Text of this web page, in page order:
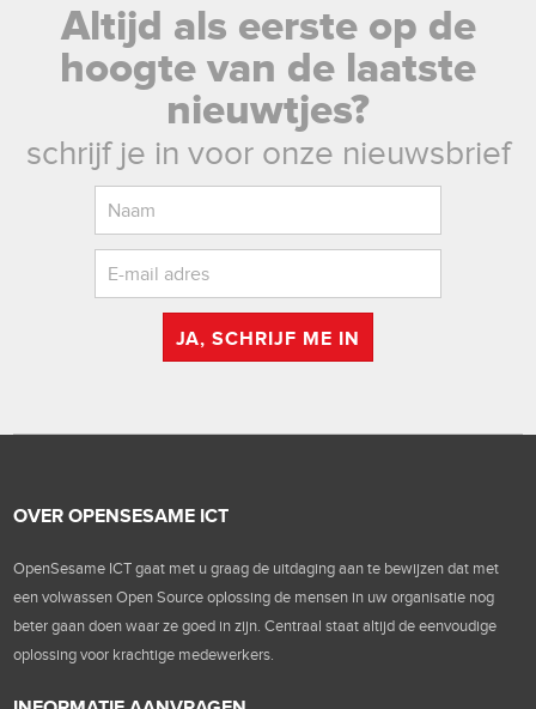
Altijd als eerste op de
hoogte van de laatste
nieuwtjes?
schrijf je in voor onze nieuwsbrief
JA, SCHRIJF ME IN
OVER OPENSESAME ICT
OpenSesame ICT gaat met u graag de uitdaging aan te bewijzen dat met
een volwassen Open Source oplossing de mensen in uw organisatie nog
beter gaan doen waar ze goed in zijn. Centraal staat altijd de eenvoudige
oplossing voor krachtige medewerkers.